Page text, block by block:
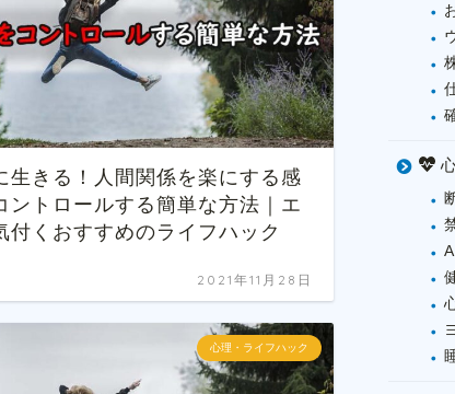
生きる！人間関係を楽にする感
ントロールする簡単な方法｜エ
付くおすすめのライフハック
2021年11月28日
心理・ライフハック